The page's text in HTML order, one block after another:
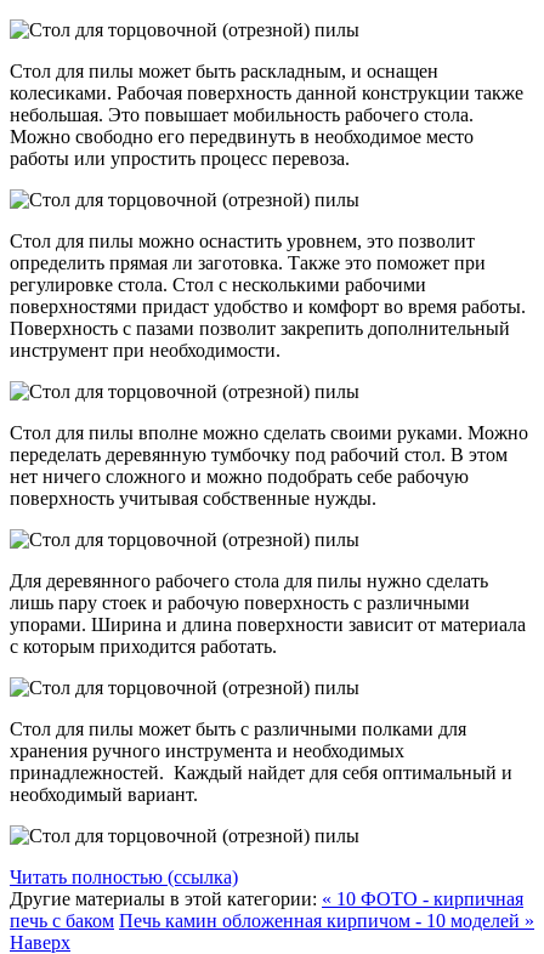
Стол для пилы может быть раскладным, и оснащен
колесиками. Рабочая поверхность данной конструкции также
небольшая. Это повышает мобильность рабочего стола.
Можно свободно его передвинуть в необходимое место
работы или упростить процесс перевоза.
Стол для пилы можно оснастить уровнем, это позволит
определить прямая ли заготовка. Также это поможет при
регулировке стола. Стол с несколькими рабочими
поверхностями придаст удобство и комфорт во время работы.
Поверхность с пазами позволит закрепить дополнительный
инструмент при необходимости.
Стол для пилы вполне можно сделать своими руками. Можно
переделать деревянную тумбочку под рабочий стол. В этом
нет ничего сложного и можно подобрать себе рабочую
поверхность учитывая собственные нужды.
Для деревянного рабочего стола для пилы нужно сделать
лишь пару стоек и рабочую поверхность с различными
упорами. Ширина и длина поверхности зависит от материала
с которым приходится работать.
Стол для пилы может быть с различными полками для
хранения ручного инструмента и необходимых
принадлежностей. Каждый найдет для себя оптимальный и
необходимый вариант.
Читать полностью (ссылка)
Другие материалы в этой категории: « 10 ФОТО - кирпичная
печь с баком Печь камин обложенная кирпичом - 10 моделей »
Наверх